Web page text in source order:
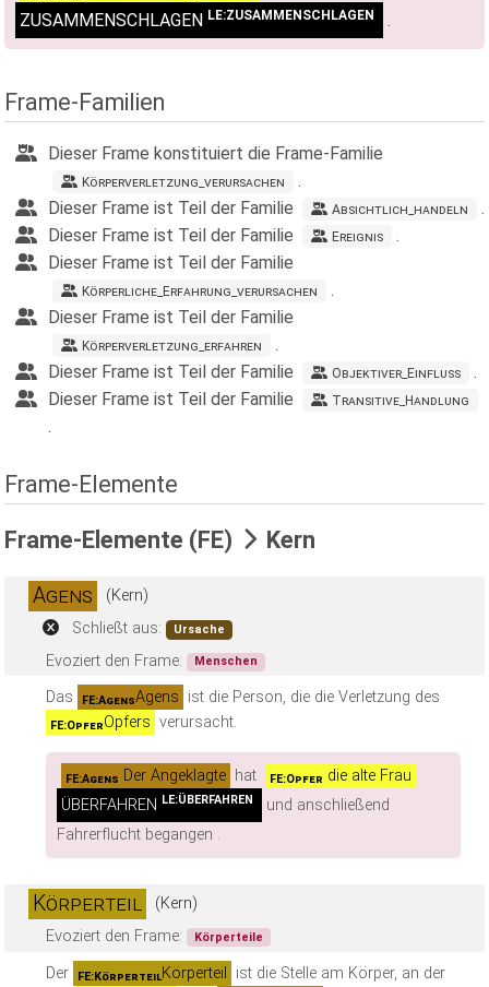
ZUSAMMENSCHLAGEN LE:ZUSAMMENSCHLAGEN .
Frame-Familien
Dieser Frame konstituiert die Frame-Familie
Körperverletzung_verursachen
.
Dieser Frame ist Teil der Familie
Absichtlich_handeln
.
Dieser Frame ist Teil der Familie
Ereignis
.
Dieser Frame ist Teil der Familie
Körperliche_Erfahrung_verursachen
.
Dieser Frame ist Teil der Familie
Körperverletzung_erfahren
.
Dieser Frame ist Teil der Familie
Objektiver_Einfluss
.
Dieser Frame ist Teil der Familie
Transitive_Handlung
.
Frame-Elemente
Frame-Elemente (FE) Kern
Agens
(Kern)
Schließt aus:
Ursache
Evoziert den Frame: Menschen
Das FE:AgensAgens ist die Person, die die Verletzung des
FE:OpferOpfers verursacht.
FE:Agens Der Angeklagte hat FE:Opfer die alte Frau
ÜBERFAHREN
LE:ÜBERFAHREN
und anschließend
Fahrerflucht begangen .
Körperteil
(Kern)
Evoziert den Frame:
Körperteile
Der FE:KörperteilKörperteil
ist die Stelle am Körper, an der